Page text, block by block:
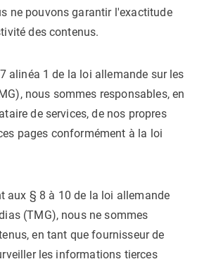
ne pouvons garantir l'exactitude
des contenus.
alinéa 1 de la loi allemande sur les
nous sommes responsables, en
de services, de nos propres
pages conformément à la loi
aux § 8 à 10 de la loi allemande
(TMG), nous ne sommes
en tant que fournisseur de
les informations tierces